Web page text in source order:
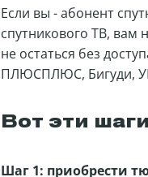
Если вы - абонент
спутникового ТВ, вам
не остаться без
ПЛЮСПЛЮС, Бигуди,
Вот эти
Шаг 1: приобрести